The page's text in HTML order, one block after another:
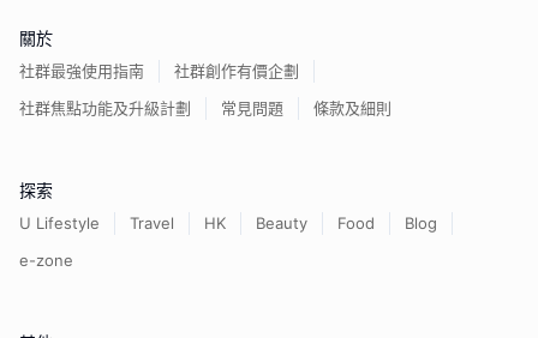
關於
社群最強使用指南
社群創作有價企劃
社群焦點功能及升級計劃
常見問題 條款及細則
探索
U Lifestyle Travel HK Beauty Food
Blog
e-zone